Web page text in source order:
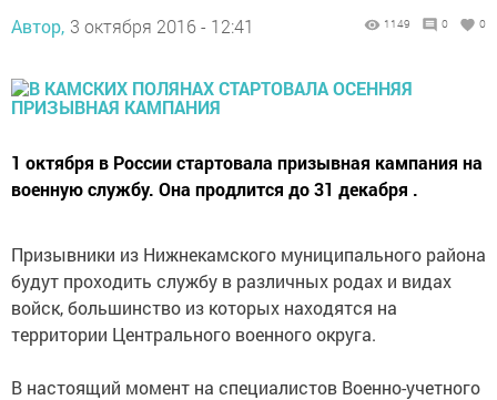
Автор, 3 октября 2016 - 12:41 1149 0 0
1 октября в России стартовала призывная кампания на
военную службу. Она продлится до 31 декабря .
Призывники из Нижнекамского муниципального района
будут проходить службу в различных родах и видах
войск, большинство из которых находятся на
территории Центрального военного округа.
В настоящий момент на специалистов Военно-учетного